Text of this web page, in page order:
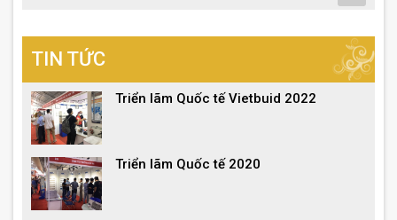
TIN TỨC
Triển lãm Quốc tế Vietbuid 2022
Triển lãm Quốc tế 2020